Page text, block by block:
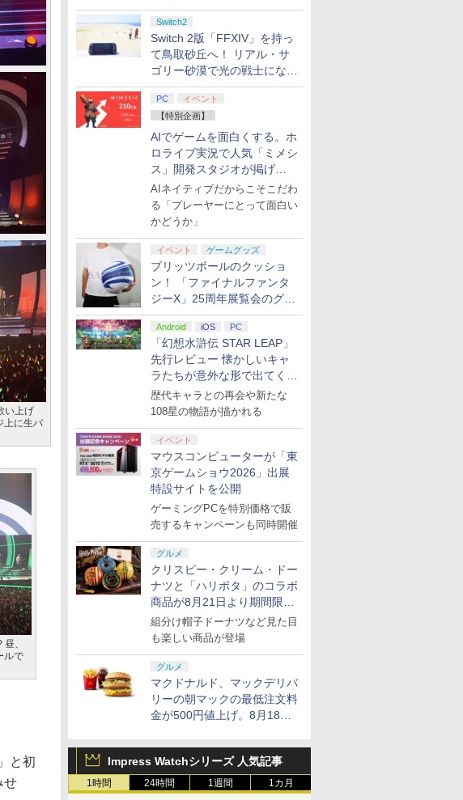
Switch2
Switch 2版「FFXIV」を持っ
て鳥取砂丘へ！ リアル・サ
ゴリー砂漠で光の戦士になっ
てみた
PC
イベント
【特別企画】
AIでゲームを面白くする。ホ
ロライブ実況で人気「ミメシ
ス」開発スタジオが掲げ
る“AI活用の信念”とは？【講
演レポート】
AIネイティブだからこそこだわ
る「プレーヤーにとって面白い
かどうか」
イベント ゲームグッズ
ブリッツボールのクッショ
ン！ 「ファイナルファンタ
ジーX」25周年展覧会のグッ
ズ情報が公開
Android iOS PC
「幻想水滸伝 STAR LEAP」
先行レビュー 懐かしいキャ
ラたちが意外な形で出てくる
シリーズ完全新作！
歴代キャラとの再会や新たな
108星の物語が描かれる
イベント
マウスコンピューターが「東
京ゲームショウ2026」出展
特設サイトを公開
ゲーミングPCを特別価格で販
売するキャンペーンも同時開催
グルメ
クリスピー・クリーム・ドー
ナツと「ハリポタ」のコラボ
商品が8月21日より期間限定
で発売
組分け帽子ドーナツなど見た目
も楽しい商品が登場
グルメ
マクドナルド、マックデリバ
リーの朝マックの最低注文料
金が500円値上げ。8月18日
Impress Watchシリーズ 人気記事
1時間 24時間 1週間 1カ月
い上げ
上に生バ
、
ルで
と初
せ